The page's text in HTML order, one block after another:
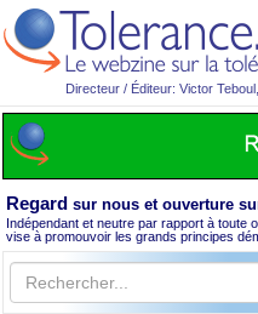
Directeur / Éditeur: Victor
Regard sur nous et ouverture
Indépendant et neutre par rapport à toute
vise à promouvoir les grands principes